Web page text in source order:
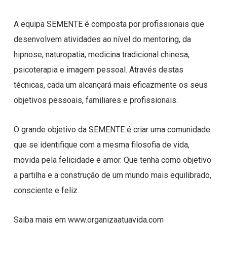
A equipa SEMENTE é composta por profissionais que
desenvolvem atividades ao nível do mentoring, da
hipnose, naturopatia, medicina tradicional chinesa,
psicoterapia e imagem pessoal. Através destas
técnicas, cada um alcançará mais eficazmente os seus
objetivos pessoais, familiares e profissionais.
O grande objetivo da SEMENTE é criar uma comunidade
que se identifique com a mesma filosofia de vida,
movida pela felicidade e amor. Que tenha como objetivo
a partilha e a construção de um mundo mais equilibrado,
consciente e feliz.
Saiba mais em www.organizaatuavida.com